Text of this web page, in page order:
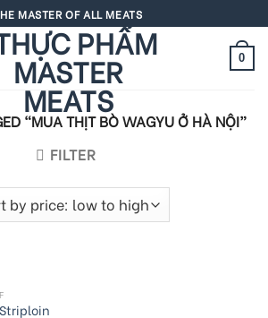
MASTER OF ALL MEATS
0
“MUA THỊT BÒ WAGYU Ở HÀ NỘI”
FILTER